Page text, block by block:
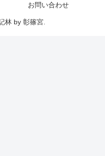
お問い合わせ
林 by 彰篠宮.